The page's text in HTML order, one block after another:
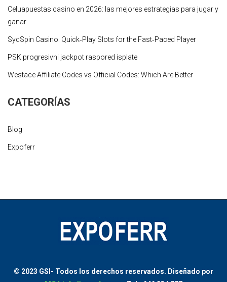
Celuapuestas casino en 2026: las mejores estrategias para jugar y
ganar
SydSpin Casino: Quick‑Play Slots for the Fast‑Paced Player
PSK progresivni jackpot raspored isplate
Westace Affiliate Codes vs Official Codes: Which Are Better
CATEGORÍAS
Blog
Expoferr
© 2023 GSI- Todos los derechos reservados. Diseñado por